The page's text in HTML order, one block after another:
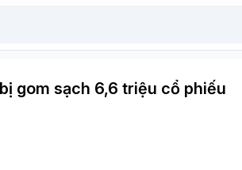
gom sạch 6,6 triệu cổ phiếu